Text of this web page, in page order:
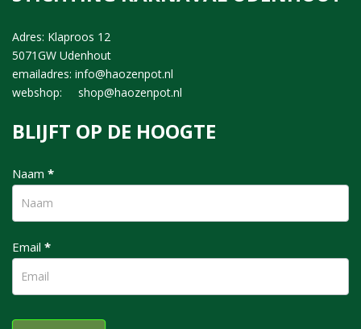
Adres: Klaproos 12
5071GW Udenhout
emailadres: info@haozenpot.nl
webshop: shop@haozenpot.nl
BLIJFT OP DE HOOGTE
nieuwsbrief
Naam *
Email *